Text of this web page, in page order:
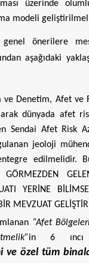
üzerinde
modeli
genel önerilere
aşağıdaki
ve Denetim, Afet ve
dünyada afet
Sendai Afet Risk
jeoloji
edilmelidir.
GÖRMEZDEN
YERİNE
MEVZUAT
“Afet
in
6
ve özel tüm